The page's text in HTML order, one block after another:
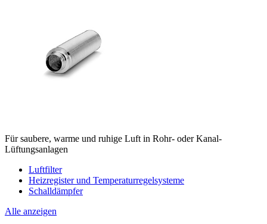
Für saubere, warme und ruhige Luft in Rohr- oder Kanal-
Lüftungsanlagen
Luftfilter
Heizregister und Temperaturregelsysteme
Schalldämpfer
Alle anzeigen